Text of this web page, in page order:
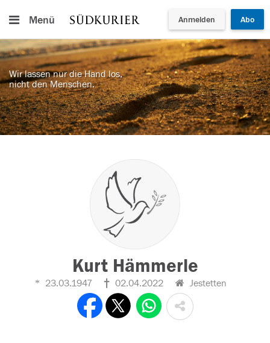
Menü Anmelden Abo
Wir lassen nur die Hand los,
nicht den Menschen.
Kurt Hämmerle
23.03.1947 02.04.2022 Jestetten